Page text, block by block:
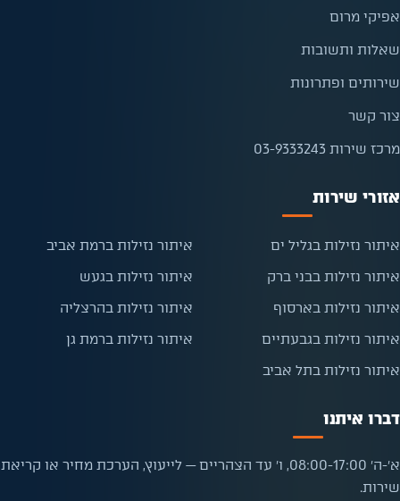
אפיקי מרום
שאלות ותשובות
שירותים ופתרונות
צור קשר
מרכז שירות 03-9333243
אזורי שירות
איתור נזילות בגליל ים
איתור נזילות ברמת אביב
איתור נזילות בבני ברק
איתור נזילות בגעש
איתור נזילות בארסוף
איתור נזילות בהרצליה
איתור נזילות בגבעתיים
איתור נזילות ברמת גן
איתור נזילות בתל אביב
דברו איתנו
א׳-ה׳ 08:00-17:00, ו׳ עד הצהריים — לייעוץ, הערכת מחיר או קריאת
שירות.